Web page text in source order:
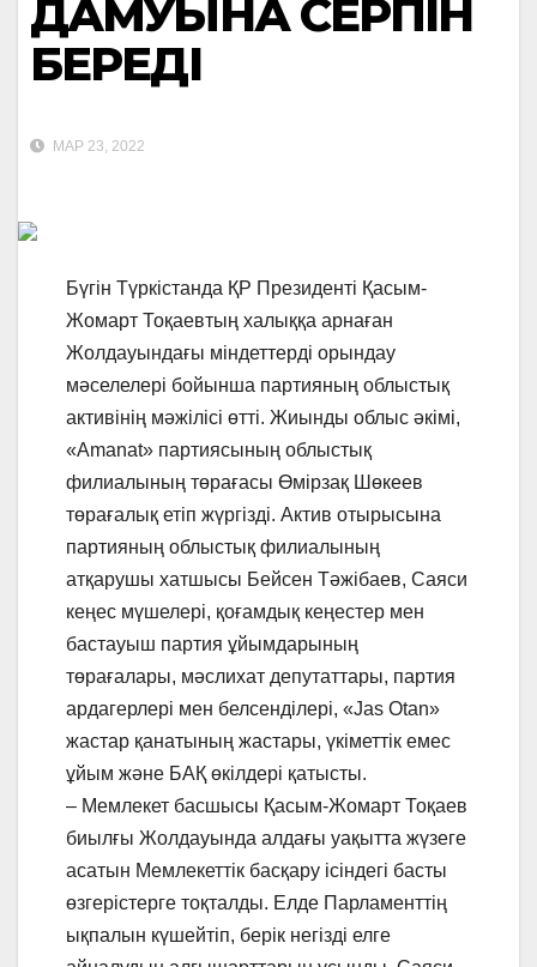
ДАМУЫНА СЕРПІН
БЕРЕДІ
МАР 23, 2022
Бүгін Түркістанда ҚР Президенті Қасым-
Жомарт Тоқаевтың халыққа арнаған
Жолдауындағы міндеттерді орындау
мәселелері бойынша партияның облыстық
активінің мәжілісі өтті. Жиынды облыс әкімі,
«Amanat» партиясының облыстық
филиалының төрағасы Өмірзақ Шөкеев
төрағалық етіп жүргізді. Актив отырысына
партияның облыстық филиалының
атқарушы хатшысы Бейсен Тәжібаев, Саяси
кеңес мүшелері, қоғамдық кеңестер мен
бастауыш партия ұйымдарының
төрағалары, мәслихат депутаттары, партия
ардагерлері мен белсенділері, «Jas Otan»
жастар қанатының жастары, үкіметтік емес
ұйым және БАҚ өкілдері қатысты.
– Мемлекет басшысы Қасым-Жомарт Тоқаев
биылғы Жолдауында алдағы уақытта жүзеге
асатын Мемлекеттік басқару ісіндегі басты
өзгерістерге тоқталды. Елде Парламенттің
ықпалын күшейтіп, берік негізді елге